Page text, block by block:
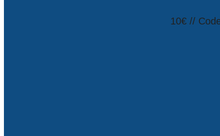
10€ //